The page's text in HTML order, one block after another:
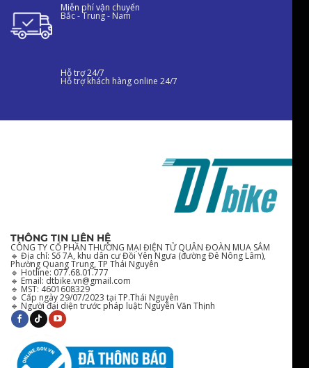
Miễn phí vận chuyển
Bắc - Trung - Nam
Hỗ trợ 24/7
Hỗ trợ khách hàng online 24/7
THÔNG TIN LIÊN HỆ
CÔNG TY CỔ PHẦN THƯƠNG MẠI ĐIỆN TỬ QUÂN ĐOÀN MUA SẮM
🔹 Địa chỉ: Số 7A, khu dân cư Đồi Yên Ngựa (đường Đê Nông Lâm),
Phường Quang Trung, TP Thái Nguyên
🔹 Hotline: 077.68.01.777
🔹 Email: dtbike.vn@gmail.com
🔹 MST: 4601608329
🔹 Cấp ngày29/07/2023 tại TP.Thái Nguyên
🔹 Người đại diện trước pháp luật: Nguyễn Văn Thịnh